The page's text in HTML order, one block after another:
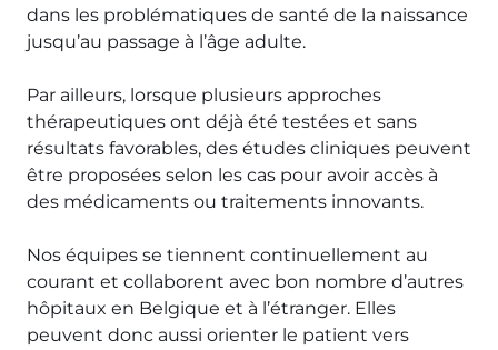
dans les problématiques de santé de la naissance
jusqu’au passage à l’âge adulte.
Par ailleurs, lorsque plusieurs approches
thérapeutiques ont déjà été testées et sans
résultats favorables, des études cliniques peuvent
être proposées selon les cas pour avoir accès à
des médicaments ou traitements innovants.
Nos équipes se tiennent continuellement au
courant et collaborent avec bon nombre d’autres
hôpitaux en Belgique et à l’étranger. Elles
peuvent donc aussi orienter le patient vers